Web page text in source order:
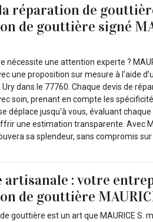
réparation de
de gouttière signé
nécessite une attention experte ?
une proposition sur mesure à l’aide
dans le 77760. Chaque devis de
soin, prenant en compte les
déplace jusqu'à vous, évaluant
une estimation transparente. Avec
sa splendeur, sans compromis sur
: votre
de gouttière
gouttière est un art que MAURICE S.